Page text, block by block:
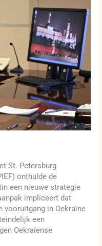
St. Petersburg
onthulde de
een nieuwe strategie
impliceert dat
vooruitgang in Oekraïne
een
Oekraïense